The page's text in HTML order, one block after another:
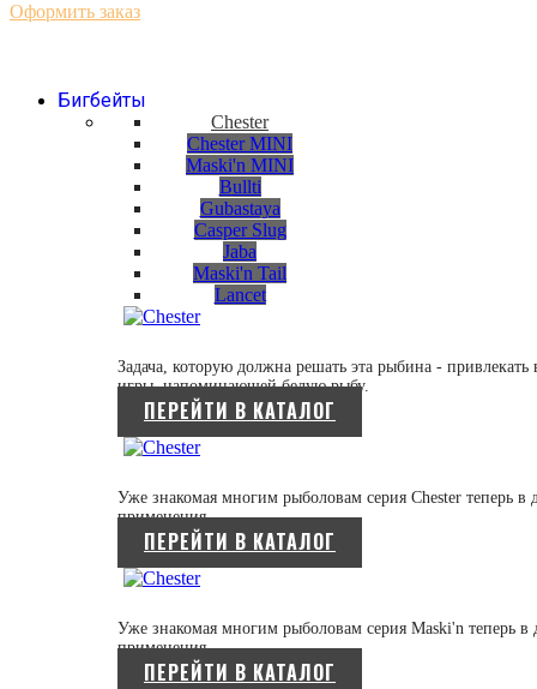
Оформить заказ
Бигбейты
Chester
Chester MINI
Maski'n MINI
Bullti
Gubastaya
Casper Slug
Jaba
Maski'n Tail
Lancet
Задача, которую должна решать эта рыбина -
игры, напоминающей белую рыбу.
ПЕРЕЙТИ В КАТАЛОГ
Уже знакомая многим рыболовам серия Chester теперь
применения.
ПЕРЕЙТИ В КАТАЛОГ
Уже знакомая многим рыболовам серия Maski'n теперь
применения.
ПЕРЕЙТИ В КАТАЛОГ